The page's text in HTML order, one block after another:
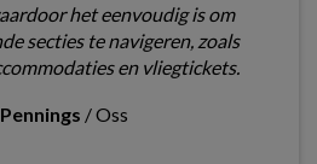
het eenvoudig is om
secties te navigeren, zoals
en vliegtickets.
/Oss